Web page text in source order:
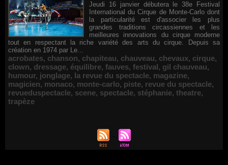
Jeudi 16 janvier débutera le 38e Festival
International du Cirque de Monte-Carlo dont
la particularité est d'associer les plus
grandes traditions circassiennes et les
meilleures innovations du cirque moderne
tout en respectant la riche variété des arts du cirque. Depuis sa
création en 1974 par Le...
acrobates, chanson, chapiteau, chauveau, chevaux, cirque,
clown, dressage, équilibre, fauves, festival, gil chauveau,
humour, jonglage, la revue du spectacle, magazine,
magicien, monaco, monte-carlo, piste, revue du spectacle,
revueduspectacle, scene, spectacle, stéphanie, theatre,
trapèze